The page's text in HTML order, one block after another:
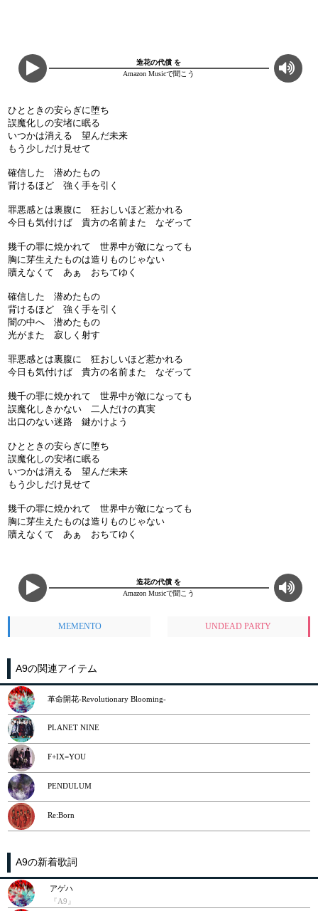
造花の代償 を
Amazon Musicで聞こう
ひとときの安らぎに堕ち
誤魔化しの安堵に眠る
いつかは消える 望んだ未来
もう少しだけ見せて
確信した 潜めたもの
背けるほど 強く手を引く
罪悪感とは裏腹に 狂おしいほど惹かれる
今日も気付けば 貴方の名前また なぞって
幾千の罪に焼かれて 世界中が敵になっても
胸に芽生えたものは造りものじゃない
贖えなくて あぁ おちてゆく
確信した 潜めたもの
背けるほど 強く手を引く
闇の中へ 潜めたもの
光がまた 寂しく射す
罪悪感とは裏腹に 狂おしいほど惹かれる
今日も気付けば 貴方の名前また なぞって
幾千の罪に焼かれて 世界中が敵になっても
誤魔化しきかない 二人だけの真実
出口のない迷路 鍵かけよう
ひとときの安らぎに堕ち
誤魔化しの安堵に眠る
いつかは消える 望んだ未来
もう少しだけ見せて
幾千の罪に焼かれて 世界中が敵になっても
胸に芽生えたものは造りものじゃない
贖えなくて あぁ おちてゆく
造花の代償 を
Amazon Musicで聞こう
MEMENTO UNDEAD PARTY
A9の関連アイテム
革命開花-Revolutionary Blooming-
PLANET NINE
F+IX=YOU
PENDULUM
Re:Born
A9の新着歌詞
アゲハ
『A9』